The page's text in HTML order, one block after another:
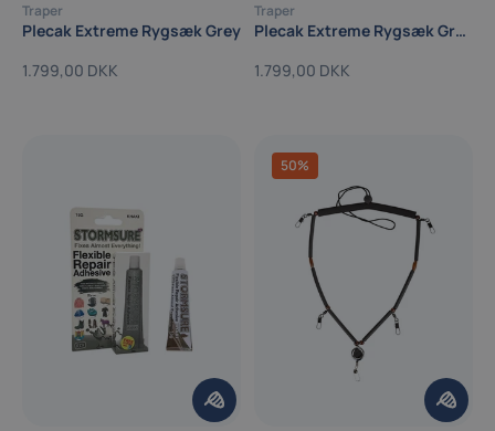
Traper
Plecak Extreme Rygsæk Grey
1.799,00 DKK
Traper
Plecak Extreme Rygsæk Green
1.799,00 DKK
50%